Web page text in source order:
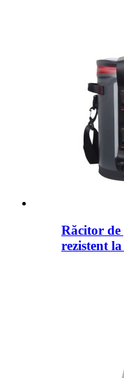
Răcitor de
rezistent